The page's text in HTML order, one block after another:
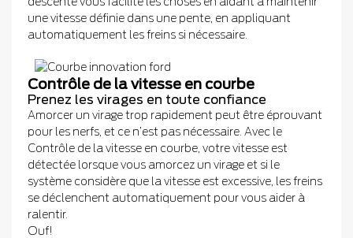
une vitesse définie dans une pente, en appliquant
automatiquement les freins si nécessaire.
Contrôle de la vitesse en courbe
Prenez les virages en toute confiance
Amorcer un virage trop rapidement peut être éprouvant
pour les nerfs, et ce n’est pas nécessaire. Avec le
Contrôle de la vitesse en courbe, votre vitesse est
détectée lorsque vous amorcez un virage et si le
système considère que la vitesse est excessive, les freins
se déclenchent automatiquement pour vous aider à
ralentir.
Ouf!